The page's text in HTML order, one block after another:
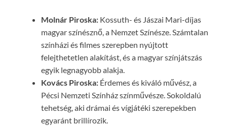
Molnár Piroska: Kossuth- és Jászai Mari-díjas
magyar színésznő, a Nemzet Színésze. Számtalan
színházi és filmes szerepben nyújtott
felejthetetlen alakítást, és a magyar színjátszás
egyik legnagyobb alakja.
Kovács Piroska: Érdemes és kiváló művész, a
Pécsi Nemzeti Színház színművésze. Sokoldalú
tehetség, aki drámai és vígjátéki szerepekben
egyaránt brillírozik.